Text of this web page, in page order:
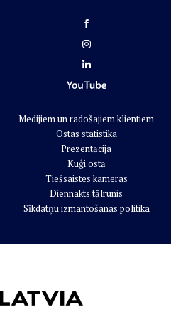
Medijiem un radošajiem klientiem
Ostas statistika
Prezentācija
Kuģi ostā
Tiešsaistes kameras
Diennakts tālrunis
Sīkdatņu izmantošanas politika